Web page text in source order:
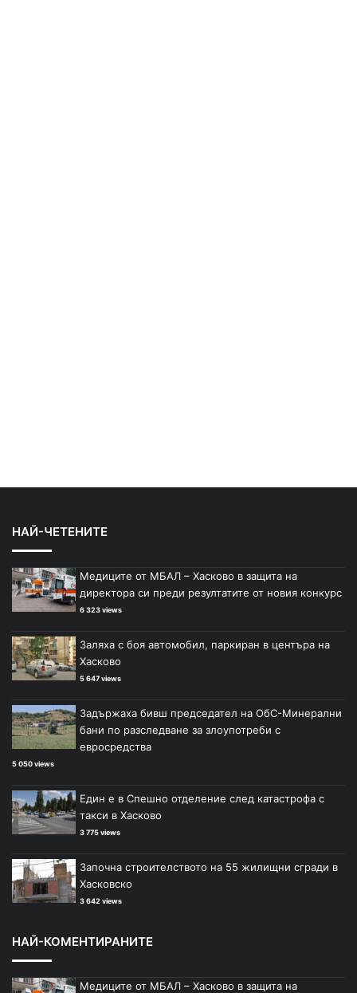
НАЙ-ЧЕТЕНИТЕ
Медиците от МБАЛ – Хасково в защита на
директора си преди резултатите от новия конкурс
6 323 views
Заляха с боя автомобил, паркиран в центъра на
Хасково
5 647 views
Задържаха бивш председател на ОбС-Минерални
бани по разследване за злоупотреби с
евросредства
5 050 views
Един е в Спешно отделение след катастрофа с
такси в Хасково
3 775 views
Започна строителството на 55 жилищни сгради в
Хасковско
3 642 views
НАЙ-КОМЕНТИРАНИТЕ
Медиците от МБАЛ – Хасково в защита на